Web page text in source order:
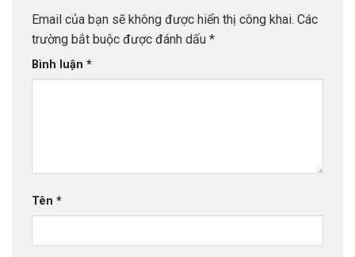
Email của bạn sẽ không được hiển thị công khai. Các
trường bắt buộc được đánh dấu *
Bình luận *
Tên *